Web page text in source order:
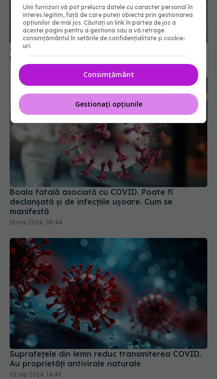
Creștere îngrijorătoare a cazurilor COVID-19 în
România
25 aug 2025, 22:31
Boala fatală asociată cu COVID. Poate fi
declanșată și de infecțiile ușoare. Cum se
manifestă
13 mai 2024, 08:44
Suprafețele din lemn reduc transmiterea COVID.
Au proprietăți antivirale naturale
02 sep 2024, 14:49
Unii furnizori vă pot prelucra datele cu caracter personal în
interes legitim, față de care puteți obiecta prin gestionarea
opțiunilor de mai jos. Căutați un link în partea de jos a
acestei pagini pentru a gestiona sau a vă retrage
consimțământul în setările de confidențialitate și cookie-
uri.
Consimțământ
Gestionați opțiunile